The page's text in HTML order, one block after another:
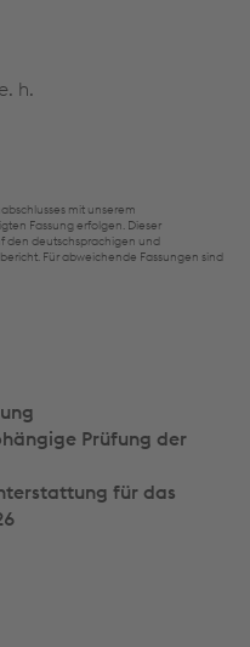
h.
mit unserem
Fassung erfolgen. Dieser
den deutschsprachigen und
Für abweichende Fassungen sind
Prüfung der
für das